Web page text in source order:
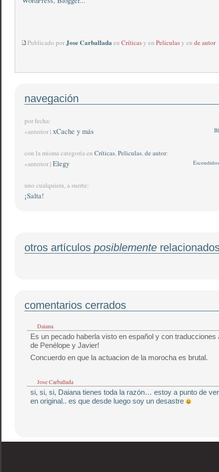
Publicado porJose Carballadaen Críticasy en Peliculasy en de autor
navegación
por fecha:
«anterior | xCache y más
con la misma categoría en Críticas,Peliculas,de autor:
«anterior | Elegy
uno cualquiera, a suerte:
¡Salta!
otros artículos posiblemente
comentarios cerrados
Daiana
Es un pecado haberla visto en español y con traducciones
de Penélope y Javier!
Concuerdo en que la actuacion de la morocha es brutal.
Jose Carballada
si, si, si, Daiana tienes toda la razón… estoy a punto de
en original.. es que desde luego soy un desastre